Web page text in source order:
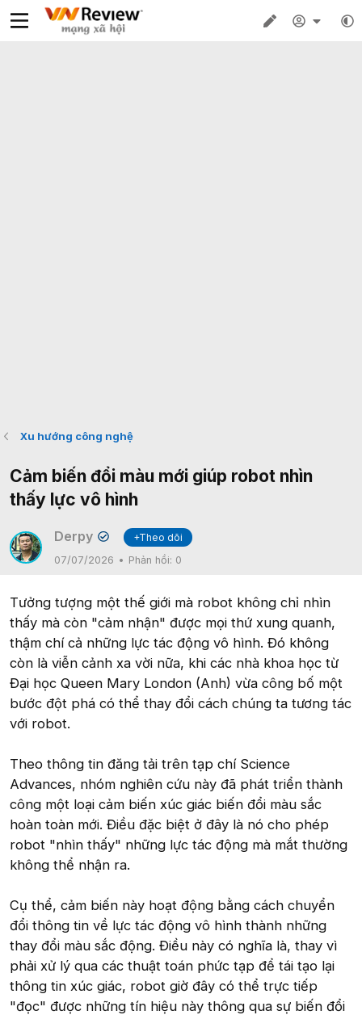
Xu hướng công nghệ
Cảm biến đổi màu mới giúp robot nhìn
thấy lực vô hình
Derpy ✔
+Theo dõi
07/07/2026
Phản hồi: 0
Tưởng tượng một thế giới mà robot không chỉ nhìn
thấy mà còn "cảm nhận" được mọi thứ xung quanh,
thậm chí cả những lực tác động vô hình. Đó không
còn là viễn cảnh xa vời nữa, khi các nhà khoa học từ
Đại học Queen Mary London (Anh) vừa công bố một
bước đột phá có thể thay đổi cách chúng ta tương tác
với robot.
Theo thông tin đăng tải trên tạp chí Science
Advances, nhóm nghiên cứu này đã phát triển thành
công một loại cảm biến xúc giác biến đổi màu sắc
hoàn toàn mới. Điều đặc biệt ở đây là nó cho phép
robot "nhìn thấy" những lực tác động mà mắt thường
không thể nhận ra.
Cụ thể, cảm biến này hoạt động bằng cách chuyển
đổi thông tin về lực tác động vô hình thành những
thay đổi màu sắc động. Điều này có nghĩa là, thay vì
phải xử lý qua các thuật toán phức tạp để tái tạo lại
thông tin xúc giác, robot giờ đây có thể trực tiếp
"đọc" được những tín hiệu này thông qua sự biến đổi